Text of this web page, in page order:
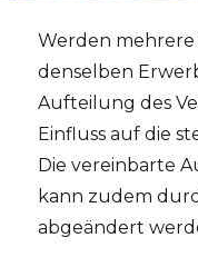
Werden
denselben
Aufteilung des
Einfluss auf die
Die vereinbarte
kann zudem
abgeändert